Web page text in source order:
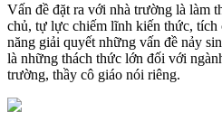
Vấn đề đặt ra với nhà trường là làm
chủ, tự lực chiếm lĩnh kiến thức, tích
năng giải quyết những vấn đề nảy
là những thách thức lớn đối với
trường, thầy cô giáo nói riêng.